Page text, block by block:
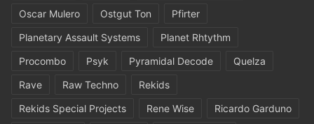
Oscar Mulero
Ostgut Ton
Pfirter
Planetary Assault Systems
Planet Rhtythm
Procombo
Psyk Pyramidal Decode
Quelza
Rave
Raw Techno
Rekids
Rekids Special Projects
Rene Wise
Ricardo Garduno